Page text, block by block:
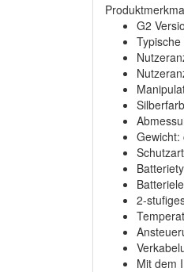
G2
Gewicht:
2-
Mit dem